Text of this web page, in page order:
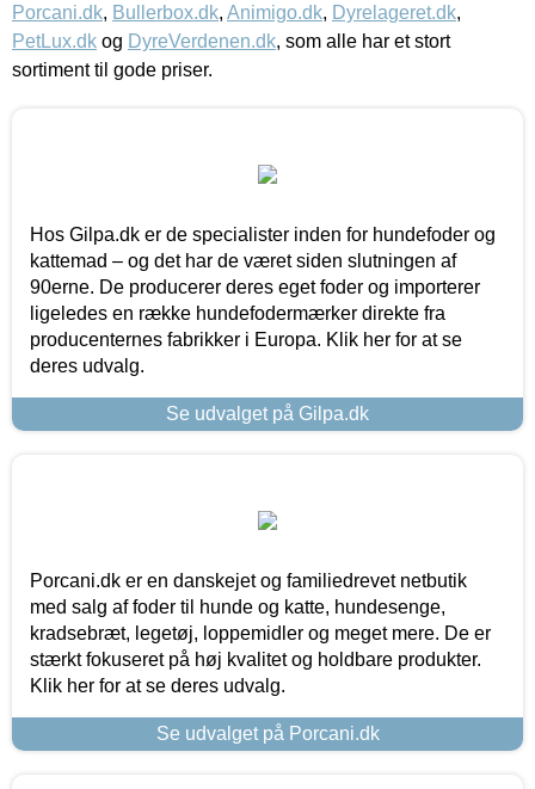
Porcani.dk, Bullerbox.dk, Animigo.dk, Dyrelageret.dk,
PetLux.dk og DyreVerdenen.dk, som alle har et stort
sortiment til gode priser.
Hos Gilpa.dk er de specialister inden for hundefoder og
kattemad – og det har de været siden slutningen af
90erne. De producerer deres eget foder og importerer
ligeledes en række hundefodermærker direkte fra
producenternes fabrikker i Europa. Klik her for at se
deres udvalg.
Se udvalget på Gilpa.dk
Porcani.dk er en danskejet og familiedrevet netbutik
med salg af foder til hunde og katte, hundesenge,
kradsebræt, legetøj, loppemidler og meget mere. De er
stærkt fokuseret på høj kvalitet og holdbare produkter.
Klik her for at se deres udvalg.
Se udvalget på Porcani.dk